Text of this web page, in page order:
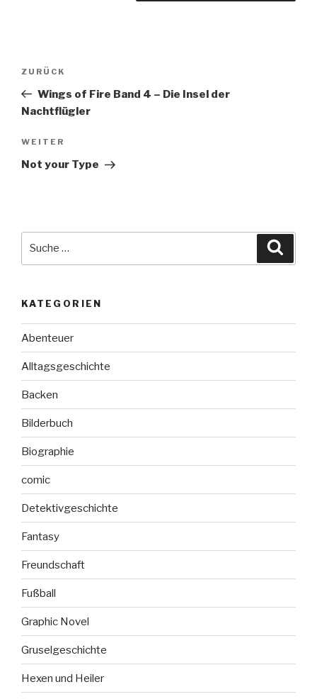
Beitragsnavigation
Vorheriger
Beitrag
ZURÜCK
Wings of Fire Band 4 – Die Insel der
Nachtflügler
Nächster
Beitrag
WEITER
Not your Type
KATEGORIEN
Abenteuer
Alltagsgeschichte
Backen
Bilderbuch
Biographie
comic
Detektivgeschichte
Fantasy
Freundschaft
Fußball
Graphic Novel
Gruselgeschichte
Hexen und Heiler